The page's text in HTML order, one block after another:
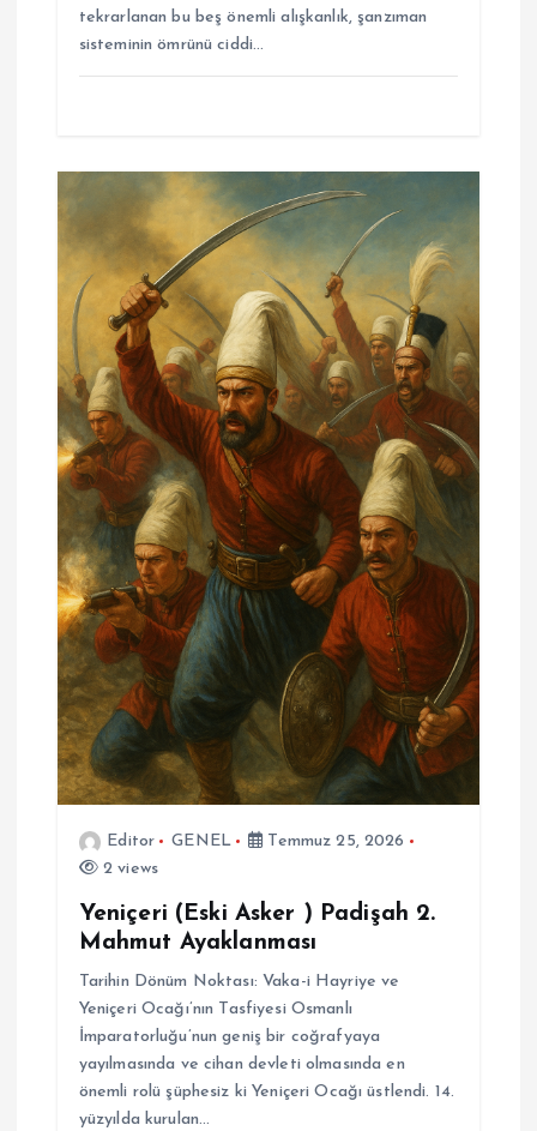
tekrarlanan bu beş önemli alışkanlık, şanzıman
sisteminin ömrünü ciddi…
Editor GENEL
Temmuz 25, 2026
2 views
Yeniçeri (Eski Asker ) Padişah 2.
Mahmut Ayaklanması
Tarihin Dönüm Noktası: Vaka-i Hayriye ve
Yeniçeri Ocağı’nın Tasfiyesi Osmanlı
İmparatorluğu’nun geniş bir coğrafyaya
yayılmasında ve cihan devleti olmasında en
önemli rolü şüphesiz ki Yeniçeri Ocağı üstlendi. 14.
yüzyılda kurulan…